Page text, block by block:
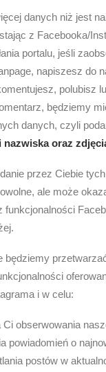
danych niż jest
z Facebooka/
portalu, jeśli
napiszesz do
polubisz
będziemy
danych, czyli
nazwiska oraz
przez Ciebie
ale może
funkcjonalności
będziemy
i w celu:
Ci obserwowania
powiadomień o
postów w